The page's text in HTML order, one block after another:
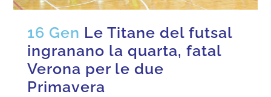
16 Gen Le Titane del futsal
ingranano la quarta, fatal
Verona per le due
Primavera